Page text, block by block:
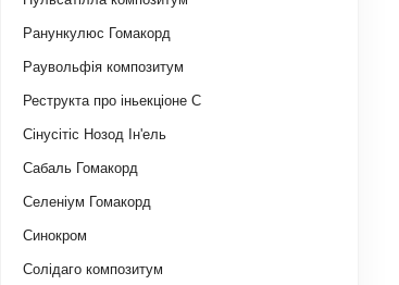
Ранункулюс Гомакорд
Раувольфія композитум
Реструкта про іньекціоне С
Сінусітіс Нозод Ін'ель
Сабаль Гомакорд
Селеніум Гомакорд
Синокром
Солідаго композитум